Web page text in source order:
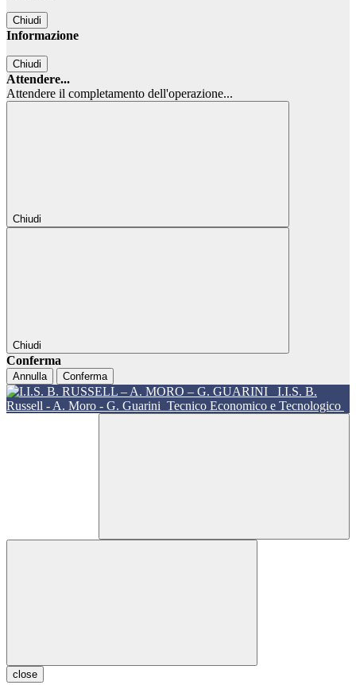
Chiudi
Informazione
Chiudi
Attendere...
Attendere il completamento dell'operazione...
Chiudi
Chiudi
Conferma
Annulla Conferma
I.I.S. B.
Russell - A. Moro - G. Guarini Tecnico Economico e Tecnologico
close